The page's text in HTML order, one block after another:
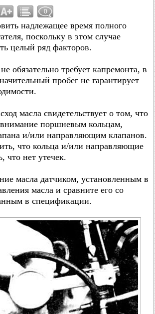
0
надлежащее время полного
поскольку в этом случае
целый ряд факторов.
обязательно требует капремонта, в
пробег не гарантирует
масла свидетельствует о том, что
внимание поршневым кольцам,
и/или направляющим клапанов.
что кольца и/или направляющие
что нет утечек.
масла датчиком, установленным в
масла и сравните его со
в спецификации.